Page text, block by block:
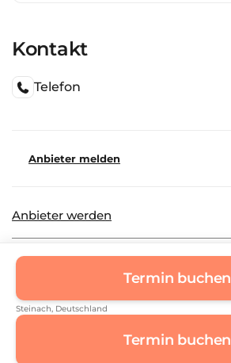
Kontakt
Telefon
Anbieter melden
Anbieter werden
Datenschutz
Termin buchen
Steinach, Deutschland
Termin buchen